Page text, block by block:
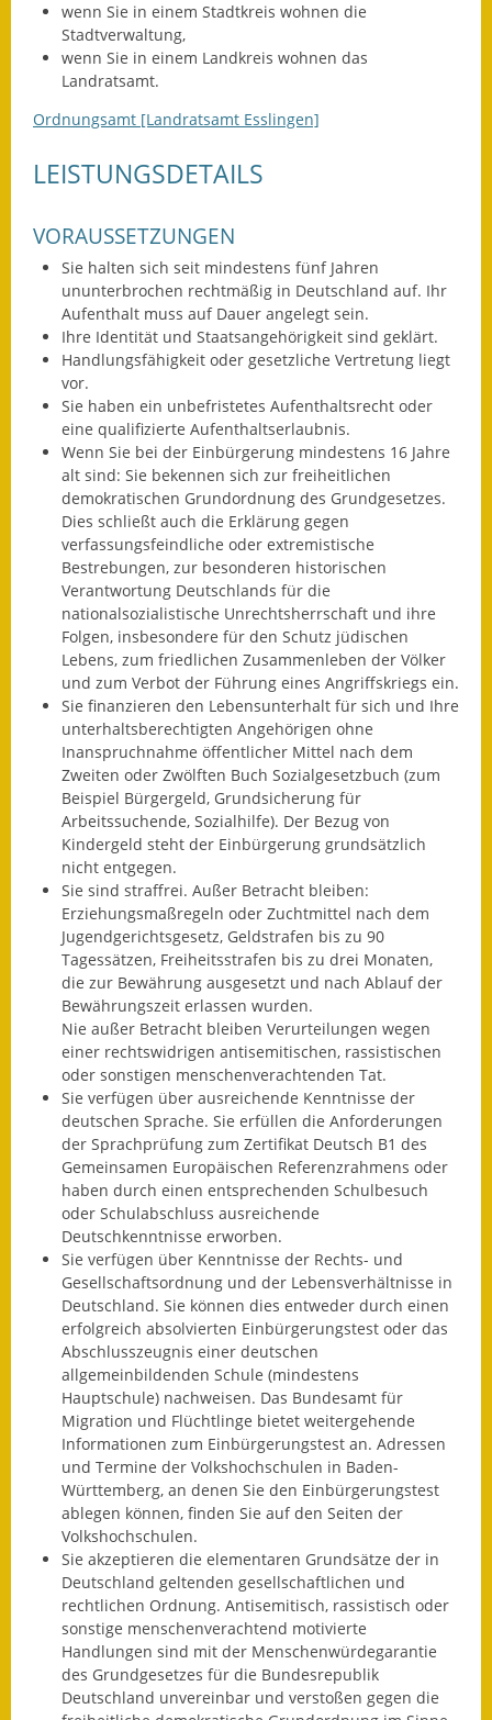
Kreisstraße
Ausweichfahrplan
Buslinie 168
Stellenausschreibungen
Zahlen und Fakten
Rathaus
Bauhof Notzingen
Behördenadressen
Beratungsstellen im
Landkreis
Dienstleistungen
Formulare
Fundbehörde
Gemeinderat
Sitzungsberichte 2016
Sitzungsberichte 2017
Sitzungsberichte 2018
Sitzungsberichte 2019
Sitzungsberichte 2020
Gemeindeverwaltung
Haushalt & Finanzen
Eröffnungsbilanz
Getrennte
Abwassergebühr
Grundsteuerreform
Haushaltspläne
Jahresabschlüsse
Wasserversorgung
Heiraten in Notzingen
Mitarbeiter
Notruftafel
Ortsrecht
wenn Sie in einem Stadtkreis wohnen die
Stadtverwaltung,
wenn Sie in einem Landkreis wohnen das
Landratsamt.
Ordnungsamt [Landratsamt Esslingen]
LEISTUNGSDETAILS
VORAUSSETZUNGEN
Sie halten sich seit mindestens fünf Jahren
ununterbrochen rechtmäßig in Deutschland auf. Ihr
Aufenthalt muss auf Dauer angelegt sein.
Ihre Identität und Staatsangehörigkeit sind geklärt.
Handlungsfähigkeit oder gesetzliche Vertretung liegt
vor.
Sie haben ein unbefristetes Aufenthaltsrecht oder
eine qualifizierte Aufenthaltserlaubnis.
Wenn Sie bei der Einbürgerung mindestens 16 Jahre
alt sind: Sie bekennen sich zur freiheitlichen
demokratischen Grundordnung des Grundgesetzes.
Dies schließt auch die Erklärung gegen
verfassungsfeindliche oder extremistische
Bestrebungen, zur besonderen historischen
Verantwortung Deutschlands für die
nationalsozialistische Unrechtsherrschaft und ihre
Folgen, insbesondere für den Schutz jüdischen
Lebens, zum friedlichen Zusammenleben der Völker
und zum Verbot der Führung eines Angriffskriegs ein.
Sie finanzieren den Lebensunterhalt für sich und Ihre
unterhaltsberechtigten Angehörigen ohne
Inanspruchnahme öffentlicher Mittel nach dem
Zweiten oder Zwölften Buch Sozialgesetzbuch (zum
Beispiel Bürgergeld, Grundsicherung für
Arbeitssuchende, Sozialhilfe). Der Bezug von
Kindergeld steht der Einbürgerung grundsätzlich
nicht entgegen.
Sie sind straffrei. Außer Betracht bleiben:
Erziehungsmaßregeln oder Zuchtmittel nach dem
Jugendgerichtsgesetz, Geldstrafen bis zu 90
Tagessätzen, Freiheitsstrafen bis zu drei Monaten,
die zur Bewährung ausgesetzt und nach Ablauf der
Bewährungszeit erlassen wurden.
Nie außer Betracht bleiben Verurteilungen wegen
einer rechtswidrigen antisemitischen, rassistischen
oder sonstigen menschenverachtenden Tat.
Sie verfügen über ausreichende Kenntnisse der
deutschen Sprache. Sie erfüllen die Anforderungen
der Sprachprüfung zum Zertifikat Deutsch B1 des
Gemeinsamen Europäischen Referenzrahmens oder
haben durch einen entsprechenden Schulbesuch
oder Schulabschluss ausreichende
Deutschkenntnisse erworben.
Sie verfügen über Kenntnisse der Rechts- und
Gesellschaftsordnung und der Lebensverhältnisse in
Deutschland. Sie können dies entweder durch einen
erfolgreich absolvierten Einbürgerungstest oder das
Abschlusszeugnis einer deutschen
allgemeinbildenden Schule (mindestens
Hauptschule) nachweisen. Das Bundesamt für
Migration und Flüchtlinge bietet weitergehende
Informationen zum Einbürgerungstest an. Adressen
und Termine der Volkshochschulen in Baden-
Württemberg, an denen Sie den Einbürgerungstest
ablegen können, finden Sie auf den Seiten der
Volkshochschulen.
Sie akzeptieren die elementaren Grundsätze der in
Deutschland geltenden gesellschaftlichen und
rechtlichen Ordnung. Antisemitisch, rassistisch oder
sonstige menschenverachtend motivierte
Handlungen sind mit der Menschenwürdegarantie
des Grundgesetzes für die Bundesrepublik
Deutschland unvereinbar und verstoßen gegen die